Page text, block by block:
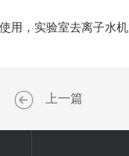
，实验室去离子水机
上一篇